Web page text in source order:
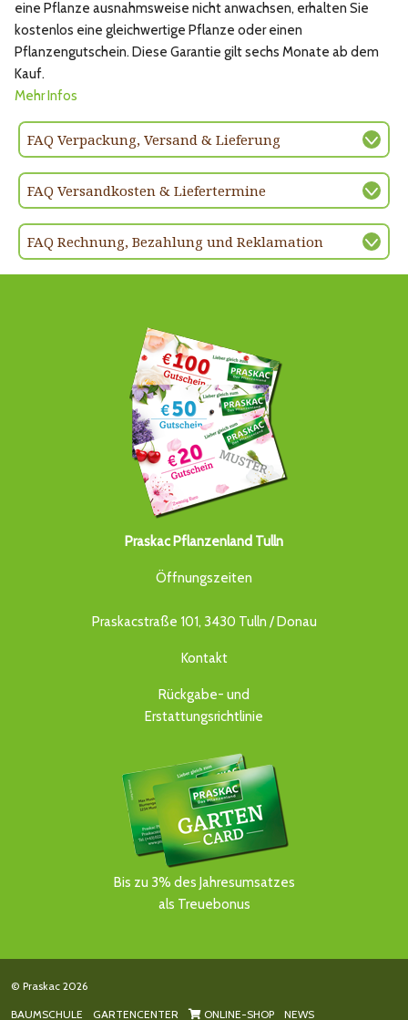
eine Pflanze ausnahmsweise nicht anwachsen, erhalten Sie
kostenlos eine gleichwertige Pflanze oder einen
Pflanzengutschein. Diese Garantie gilt sechs Monate ab dem
Kauf.
Mehr Infos
FAQ Verpackung, Versand & Lieferung
FAQ Versandkosten & Liefertermine
FAQ Rechnung, Bezahlung und Reklamation
Praskac Pflanzenland Tulln
Öffnungszeiten
Praskacstraße 101, 3430 Tulln / Donau
Kontakt
Rückgabe- und
Erstattungsrichtlinie
Bis zu 3% des Jahresumsatzes
als Treuebonus
© Praskac 2026
BAUMSCHULE GARTENCENTER ONLINE-SHOP NEWS